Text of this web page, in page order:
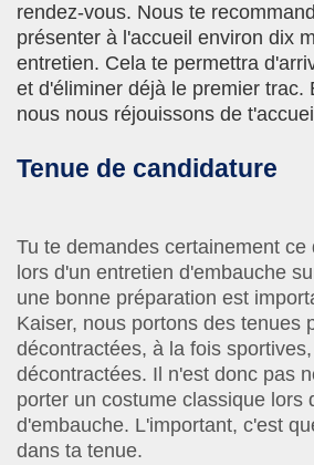
rendez-vous. Nous te
présenter à l'accueil environ dix
entretien. Cela te permettra
et d'éliminer déjà le premier trac.
nous nous réjouissons de
Tenue de candidature
Tu te demandes certainement ce
lors d'un entretien d'embauche
une bonne préparation est
Kaiser, nous portons des tenues
décontractées, à la fois
décontractées. Il n'est donc pas
porter un costume classique lors
d'embauche. L'important, c'est
dans ta tenue.